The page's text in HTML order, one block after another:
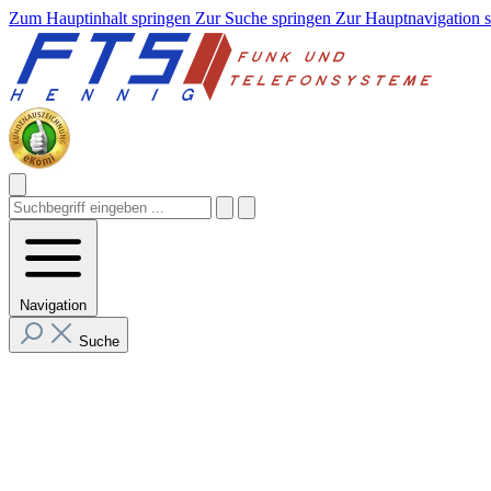
Zum Hauptinhalt springen Zur Suche springen Zur Hauptnavigation
Navigation
Suche